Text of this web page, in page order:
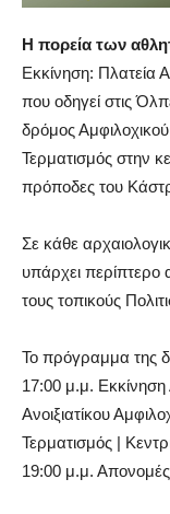
Η πορεία των
Εκκίνηση: Πλατεία
που οδηγεί στις
δρόμος
Τερματισμός στην
πρόποδες του
Σε κάθε
υπάρχει περίπτερο
τους τοπικούς
Το πρόγραμμα της
17:00 μ.μ.
Ανοιξιατίκου
Τερματισμός |
19:00 μ.μ. Απονομές